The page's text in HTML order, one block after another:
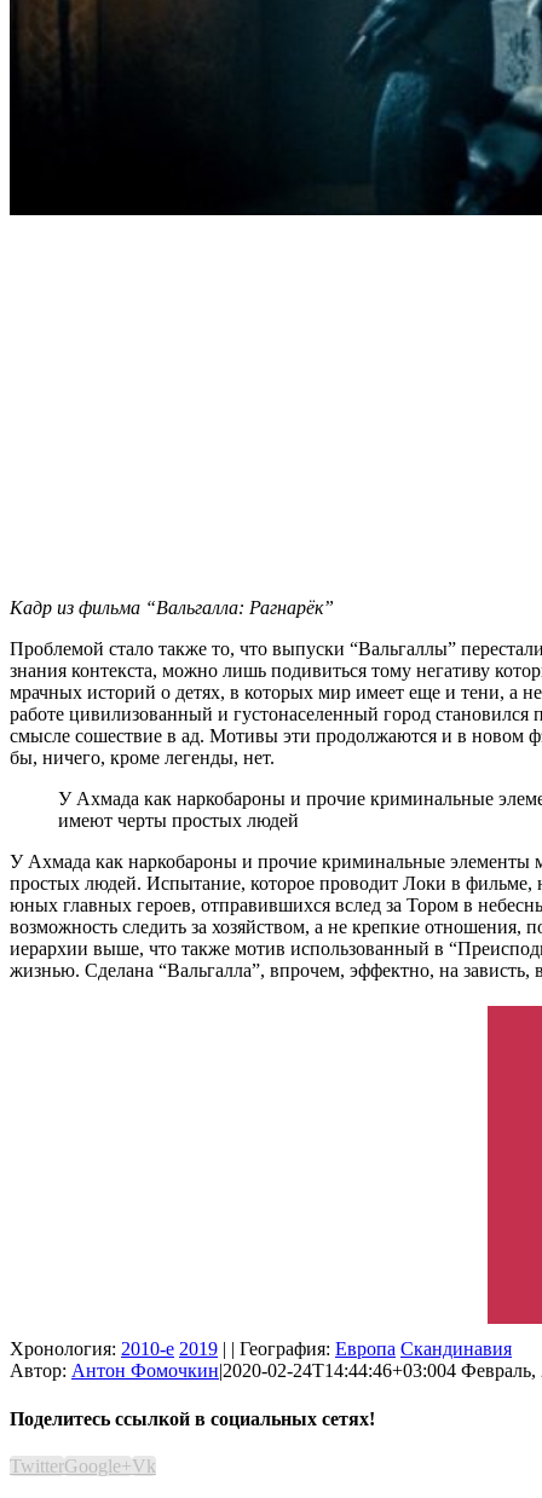
Кадр из фильма “Вальгалла: Рагнарёк”
Проблемой стало также то, что выпуски “Вальгаллы”
знания контекста, можно лишь подивиться тому негативу
мрачных историй о детях, в которых мир имеет еще и тени, а
работе цивилизованный и густонаселенный город становился
смысле сошествие в ад. Мотивы эти продолжаются и в новом
бы, ничего, кроме легенды, нет.
У Ахмада как наркобароны и прочие криминальные
имеют черты простых людей
У Ахмада как наркобароны и прочие криминальные элементы
простых людей. Испытание, которое проводит Локи в фильме,
юных главных героев, отправившихся вслед за Тором в
возможность следить за хозяйством, а не крепкие отношения,
иерархии выше, что также мотив использованный в
жизнью. Сделана “Вальгалла”, впрочем, эффектно, на зависть,
Хронология: 2010-е 2019 | | География: Европа Скандинавия
Автор: Антон Фомочкин|2020-02-24T14:44:46+03:004 Февраль,
Поделитесь ссылкой в социальных сетях!
TwitterGoogle+Vk